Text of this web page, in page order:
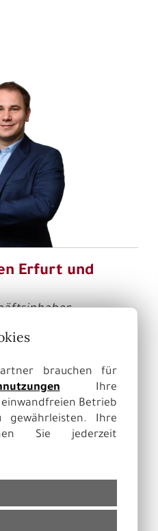
Erfurt und
brauchen für
Ihre
Betrieb
gewährleisten. Ihre
Sie jederzeit